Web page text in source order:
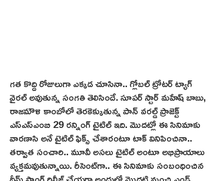
గత కొద్ది రోజులుగా ఎక్కడ చూసినా.. గ్లోబ‌ల్ ట్రోట‌ర్ ట్యాగ్‌
వైరల్ అవుతున్న సంగతి తెలిసిందే. సూపర్ స్టార్ మహేష్ బాబు,
రాజమౌళి కాంబోలో తెర‌కెక్కుతున్న పాన్ వరల్డ్ ప్రాజెక్ట్
ఎస్ఎస్ఎంబి 29 రన్నింగ్ టైటిల్ ఇది. మొదట్లో ఈ సినిమాకు
వారణాసి అనే టైటిల్ ఫిక్స్ చేశారంటూ టాక్ వినిపించినా..
తర్వాత సంచారి.. మూవీ అసలు టైటిల్ అంటూ అభిప్రాయాలు
వ్యక్తమవుతున్నాయి. రీసెంట్‌గా.. ఈ సినిమాకు సంబంధించిన